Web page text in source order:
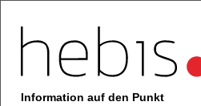
Information auf den Punkt